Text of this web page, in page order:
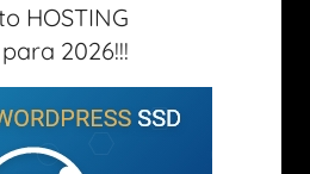
HOSTING
para 2026!!!